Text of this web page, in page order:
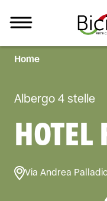
TUTTO
Home
Albergo 4 stelle
Via Andrea